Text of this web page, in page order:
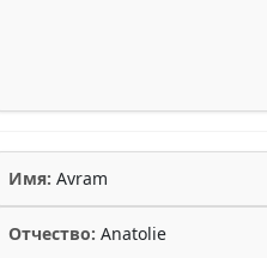
Имя: Avram
Отчество: Anatolie